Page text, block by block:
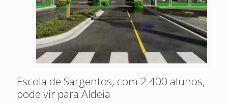
Escola de Sargentos, com 2.400 alunos,
pode vir para Aldeia